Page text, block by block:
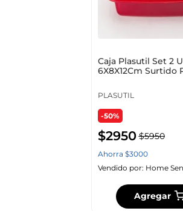
Caja Plasutil Set 2
6X8X12Cm Surtido
PLASUTIL
-50%
$2950 $5950
Ahorra $3000
Vendido por: Home
Agregar